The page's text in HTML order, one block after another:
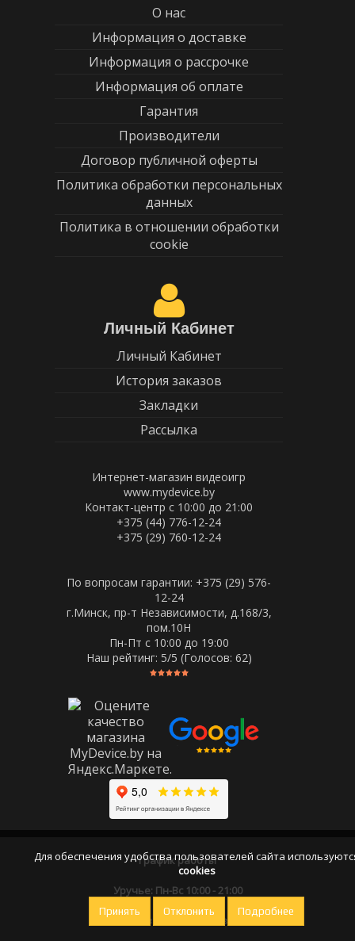
О нас
Информация о доставке
Информация о рассрочке
Информация об оплате
Гарантия
Производители
Договор публичной оферты
Политика обработки персональных
данных
Политика в отношении обработки
cookie
Личный Кабинет
Личный Кабинет
История заказов
Закладки
Рассылка
Интернет-магазин видеоигр
www.mydevice.by
Контакт-центр с 10:00 до 21:00
+375 (44) 776-12-24
+375 (29) 760-12-24
По вопросам гарантии: +375 (29) 576-
12-24
г.Минск, пр-т Независимости, д.168/3,
пом.10Н
Пн-Пт c 10:00 до 19:00
Наш рейтинг: 5/5 (Голосов: 62)
График работы
Уручье: Пн-Вс 10:00 - 21:00
Оставайтесь на связи
Для обеспечения удобства пользователей сайта
cookies
Принять Отклонить Подробнее